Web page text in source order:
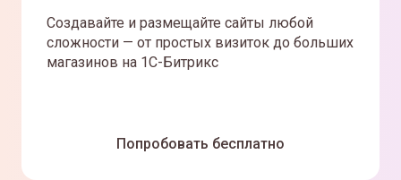
Создавайте и размещайте сайты любой
сложности — от простых визиток до больших
магазинов на 1С-Битрикс
Попробовать бесплатно